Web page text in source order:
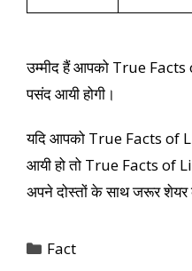
उम्मीद हैं आपको True
पसंद आयी होगी।
यदि आपको True Facts of
आयी हो तो True Facts of
अपने दोस्तों के साथ जरूर शेयर
Categories
Fact